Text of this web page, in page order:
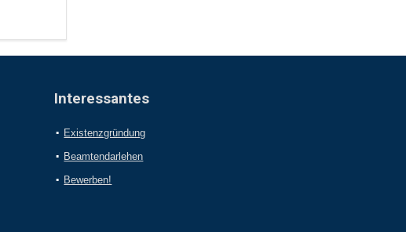
Interessantes
Existenzgründung
Beamtendarlehen
Bewerben!